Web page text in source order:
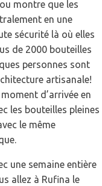
montre que les
en une
sécurité là où elles
de 2000 bouteilles
personnes sont
artisanale!
d’arrivée en
les bouteilles pleines
le même
une semaine entière
allez à Rufina le